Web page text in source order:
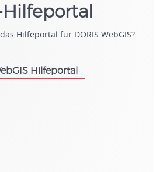
Hilfeportal für DORIS WebGIS?
Hilfeportal